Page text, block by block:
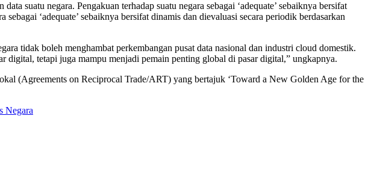
suatu negara. Pengakuan terhadap suatu negara sebagai ‘adequate’ sebaiknya bersifat
‘adequate’ sebaiknya bersifat dinamis dan dievaluasi secara periodik berdasarkan
tidak boleh menghambat perkembangan pusat data nasional dan industri cloud domestik.
digital, tetapi juga mampu menjadi pemain penting global di pasar digital,” ungkapnya.
(Agreements on Reciprocal Trade/ART) yang bertajuk ‘Toward a New Golden Age for the
Negara